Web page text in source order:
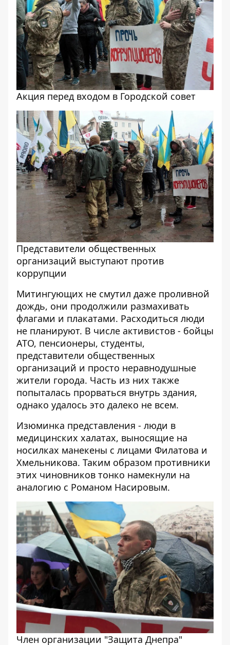
Акция перед входом в Городской совет
Представители общественных
организаций выступают против
коррупции
Митингующих не смутил даже проливной
дождь, они продолжили размахивать
флагами и плакатами. Расходиться люди
не планируют. В числе активистов - бойцы
АТО, пенсионеры, студенты,
представители общественных
организаций и просто неравнодушные
жители города. Часть из них также
попыталась прорваться внутрь здания,
однако удалось это далеко не всем.
Изюминка представления - люди в
медицинских халатах, выносящие на
носилках манекены с лицами Филатова и
Хмельникова. Таким образом противники
этих чиновников тонко намекнули на
аналогию с Романом Насировым.
Член организации "Защита Днепра"